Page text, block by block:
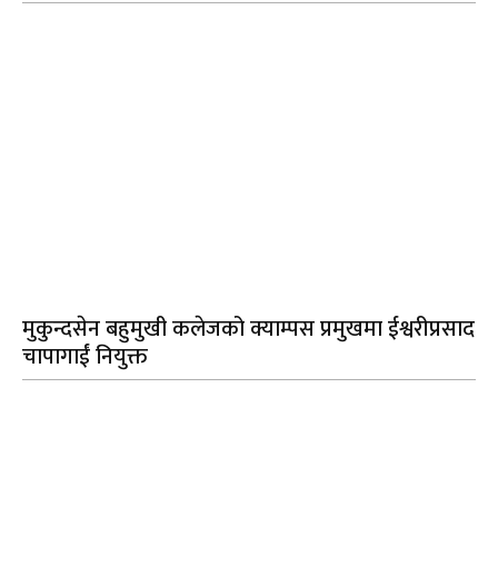
मुकुन्दसेन बहुमुखी कलेजको क्याम्पस प्रमुखमा ईश्वरीप्रसाद
चापागाईं नियुक्त